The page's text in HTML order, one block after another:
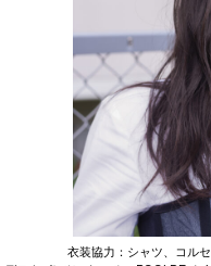
衣装協力：シャツ、コル